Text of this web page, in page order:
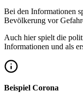
Bei den Informationen
Bevölkerung vor
Auch hier spielt die
Informationen und als
Beispiel Corona